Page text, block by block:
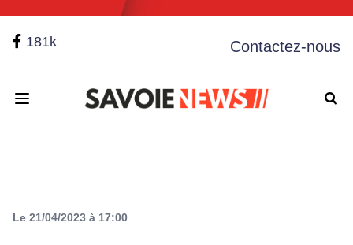
181k Contactez-nous
Open main menu
Le 21/04/2023 à 17:00